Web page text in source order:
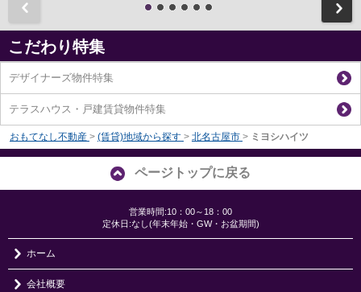
こだわり特集
デザイナーズ物件特集
テラスハウス・戸建賃貸物件特集
おもてなし不動産 > (賃貸)地域から探す > 北名古屋市 > ミヨシハイツ
ページトップに戻る
営業時間:10：00～18：00
定休日:なし(年末年始・GW・お盆期間)
ホーム
会社概要